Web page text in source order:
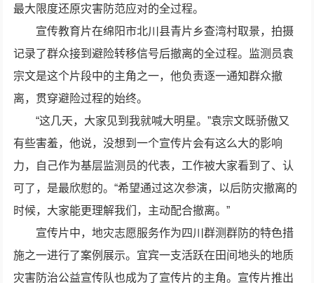
最大限度还原灾害防范应对的全过程。
宣传教育片在绵阳市北川县青片乡查湾村取景，拍摄
记录了群众接到避险转移信号后撤离的全过程。监测员袁
宗文是这个片段中的主角之一，他负责逐一通知群众撤
离，贯穿避险过程的始终。
“这几天，大家见到我就喊大明星。”袁宗文既骄傲又
有些害羞，他说，没想到一个宣传片会有这么大的影响
力，自己作为基层监测员的代表，工作被大家看到了、认
可了，是最欣慰的。“希望通过这次参演，以后防灾撤离的
时候，大家能更理解我们，主动配合撤离。”
宣传片中，地灾志愿服务作为四川群测群防的特色措
施之一进行了案例展示。宜宾一支活跃在田间地头的地质
灾害防治公益宣传队也成为了宣传片的主角。宣传片推出